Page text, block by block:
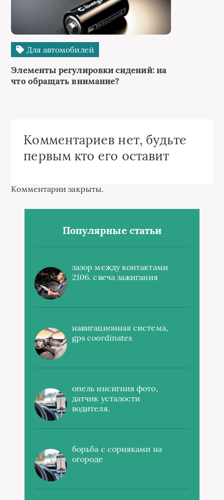
Для автомобилей
Элементы регулировки сидений: на
что обращать внимание?
Комментариев нет, будьте
первым кто его оставит
Комментарии закрыты.
Популярные статьи
зазор между контактами
2106. свеча зажигания
навигационная система,
gps coordinates
опель инсигния фото,
датчик усталости
водителя.
борьба с сорняками на
огороде